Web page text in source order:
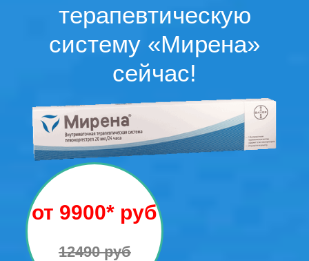
терапевтическую
систему «Мирена»
сейчас!
от 9900* руб
12490 руб